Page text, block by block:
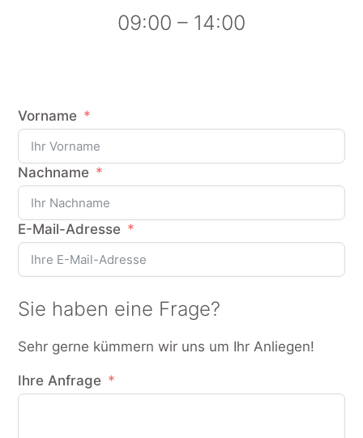
09:00 – 14:00
Vorname
Nachname
E-Mail-Adresse
Sie haben eine Frage?
Sehr gerne kümmern wir uns um Ihr Anliegen!
Ihre Anfrage